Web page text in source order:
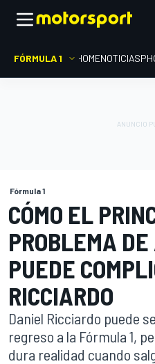
FÓRMULA 1 HOMENOTICIAS
Fórmula 1
CÓMO EL
PROBLEMA
PUEDE
RICCIARDO
Daniel Ricciardo puede
regreso a la Fórmula 1,
dura realidad cuando